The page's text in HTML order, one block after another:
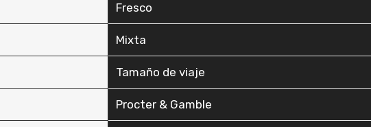
‎Fresco
‎Mixta
‎Tamaño de viaje
‎Procter & Gamble